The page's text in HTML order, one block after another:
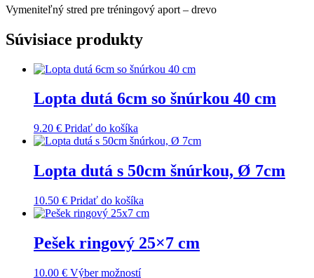
Vymeniteľný stred pre tréningový aport – drevo
Súvisiace produkty
Lopta dutá 6cm so šnúrkou 40 cm
9.20 € Pridať do košíka
Lopta dutá s 50cm šnúrkou, Ø 7cm
10.50 € Pridať do košíka
Pešek ringový 25×7 cm
10.00 € Výber možnostíTento